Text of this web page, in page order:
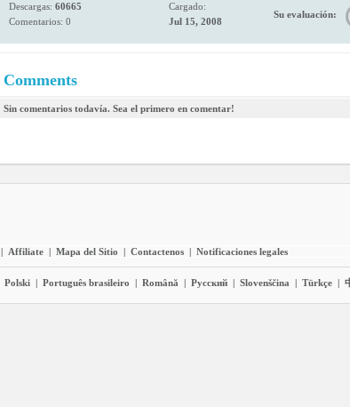
Descargas: 60665
Comentarios: 0
Cargado:
Jul 15, 2008
Su evaluación:
Comments
Sin comentarios todavía. Sea el primero en comentar!
| Affiliate | Mapa del Sitio | Contactenos | Notificaciones legales
Polski | Português brasileiro | Română | Pyccĸий | Slovenščina | Türkçe |